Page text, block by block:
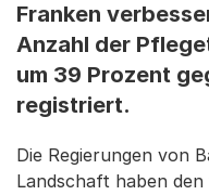
Franken
Anzahl der
um 39 Prozent
registriert.
Die Regierungen von
Landschaft haben